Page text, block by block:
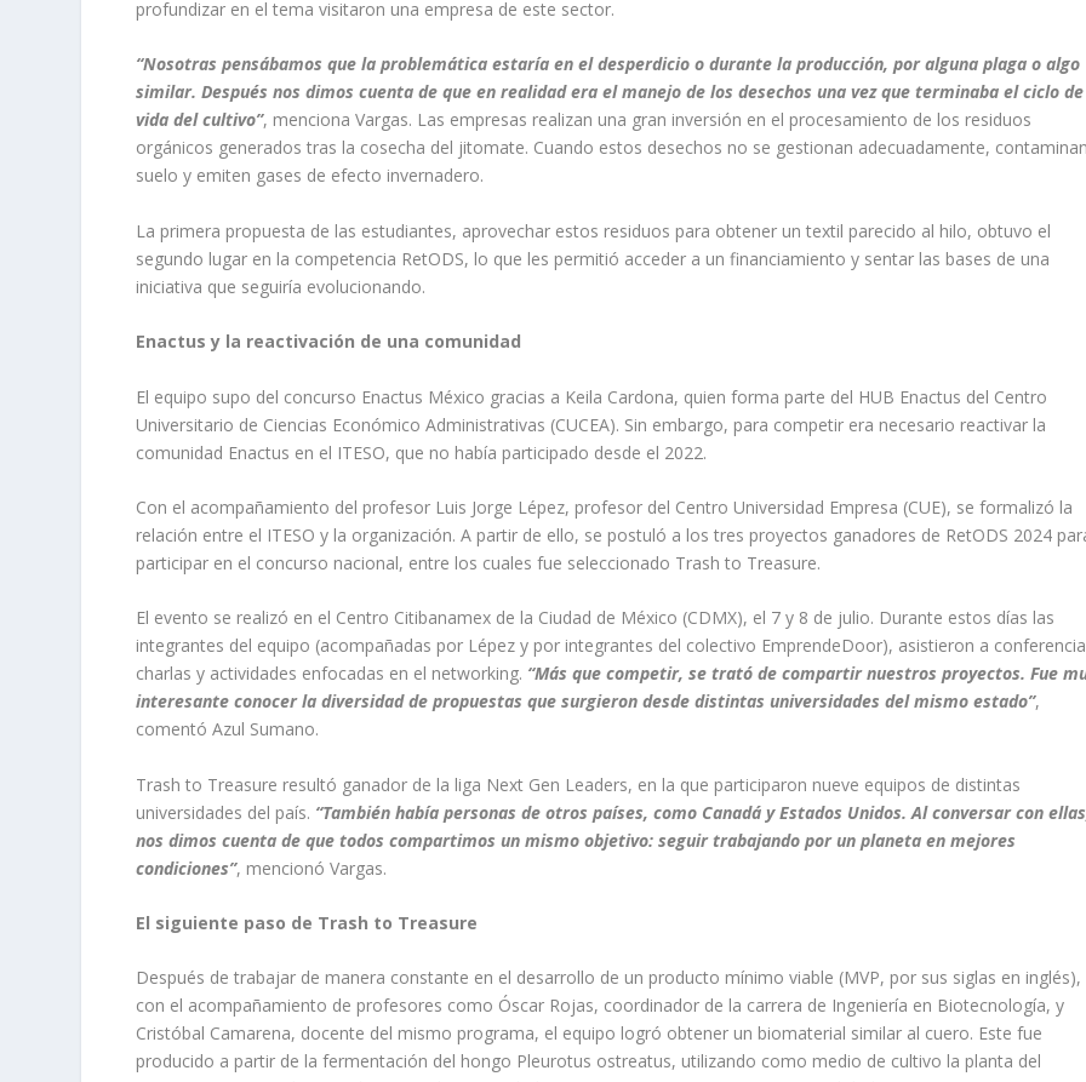
profundizar en el tema visitaron una empresa de este sector.
“Nosotras pensábamos que la problemática estaría en el desperdicio o durante la producción, por alguna plaga o algo
similar. Después nos dimos cuenta de que en realidad era el manejo de los desechos una vez que terminaba el ciclo de
vida del cultivo”, menciona Vargas. Las empresas realizan una gran inversión en el procesamiento de los residuos
orgánicos generados tras la cosecha del jitomate. Cuando estos desechos no se gestionan adecuadamente,
suelo y emiten gases de efecto invernadero.
La primera propuesta de las estudiantes, aprovechar estos residuos para obtener un textil parecido al hilo, obtuvo el
segundo lugar en la competencia RetODS, lo que les permitió acceder a un financiamiento y sentar las bases de una
iniciativa que seguiría evolucionando.
Enactus y la reactivación de una comunidad
El equipo supo del concurso Enactus México gracias a Keila Cardona, quien forma parte del HUB Enactus del Centro
Universitario de Ciencias Económico Administrativas (CUCEA). Sin embargo, para competir era necesario reactivar la
comunidad Enactus en el ITESO, que no había participado desde el 2022.
Con el acompañamiento del profesor Luis Jorge Lépez, profesor del Centro Universidad Empresa (CUE), se formalizó la
relación entre el ITESO y la organización. A partir de ello, se postuló a los tres proyectos ganadores de RetODS 2024
participar en el concurso nacional, entre los cuales fue seleccionado Trash to Treasure.
El evento se realizó en el Centro Citibanamex de la Ciudad de México (CDMX), el 7 y 8 de julio. Durante estos días las
integrantes del equipo (acompañadas por Lépez y por integrantes del colectivo EmprendeDoor), asistieron a
charlas y actividades enfocadas en el networking. “Más que competir, se trató de compartir nuestros proyectos. Fue
interesante conocer la diversidad de propuestas que surgieron desde distintas universidades del mismo estado”,
comentó Azul Sumano.
Trash to Treasure resultó ganador de la liga Next Gen Leaders, en la que participaron nueve equipos de distintas
universidades del país. “También había personas de otros países, como Canadá y Estados Unidos. Al conversar con
nos dimos cuenta de que todos compartimos un mismo objetivo: seguir trabajando por un planeta en mejores
condiciones”, mencionó Vargas.
El siguiente paso de Trash to Treasure
Después de trabajar de manera constante en el desarrollo de un producto mínimo viable (MVP, por sus siglas en inglés),
con el acompañamiento de profesores como Óscar Rojas, coordinador de la carrera de Ingeniería en Biotecnología, y
Cristóbal Camarena, docente del mismo programa, el equipo logró obtener un biomaterial similar al cuero. Este fue
producido a partir de la fermentación del hongo Pleurotus ostreatus, utilizando como medio de cultivo la planta del